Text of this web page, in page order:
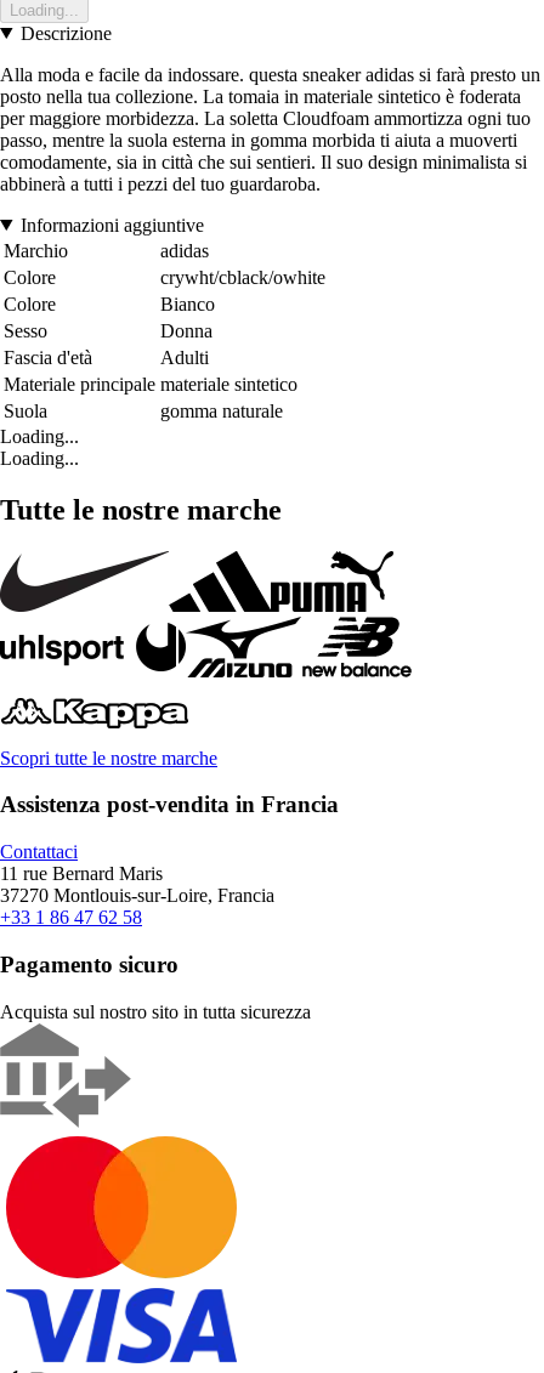
Loading...
Descrizione
Alla moda e facile da indossare. questa sneaker adidas si farà presto un
posto nella tua collezione. La tomaia in materiale sintetico è foderata
per maggiore morbidezza. La soletta Cloudfoam ammortizza ogni tuo
passo, mentre la suola esterna in gomma morbida ti aiuta a muoverti
comodamente, sia in città che sui sentieri. Il suo design minimalista si
abbinerà a tutti i pezzi del tuo guardaroba.
Informazioni aggiuntive
Marchio
adidas
Colore
crywht/cblack/owhite
Colore
Bianco
Sesso
Donna
Fascia d'età
Adulti
Materiale principale materiale sintetico
Suola
gomma naturale
Loading...
Loading...
Tutte le nostre marche
Scopri tutte le nostre marche
Assistenza post-vendita in Francia
Contattaci
11 rue Bernard Maris
37270 Montlouis-sur-Loire, Francia
+33 1 86 47 62 58
Pagamento sicuro
Acquista sul nostro sito in tutta sicurezza